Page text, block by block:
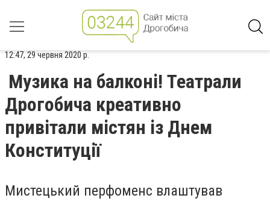
12:47, 29 червня 2020 р.
Музика на балконі! Театрали
Дрогобича креативно
привітали містян із Днем
Конституції
Мистецький перфоменс влаштував